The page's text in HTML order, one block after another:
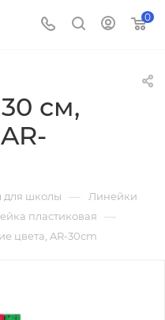
0
см,
для школы — Линейки
пластиковая —
цвета, AR-30cm